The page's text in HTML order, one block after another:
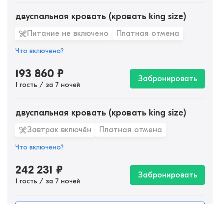
двуспальная кровать (кровать king size)
Питание не включено Платная отмена
Что включено?
193 860 ₽
1 гость / за 7 ночей
Забронировать
двуспальная кровать (кровать king size)
Завтрак включён Платная отмена
Что включено?
242 231 ₽
1 гость / за 7 ночей
Забронировать